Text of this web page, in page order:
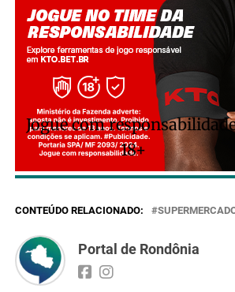
Jogue com
18+
CONTEÚDO RELACIONADO:
Portal de Rondônia